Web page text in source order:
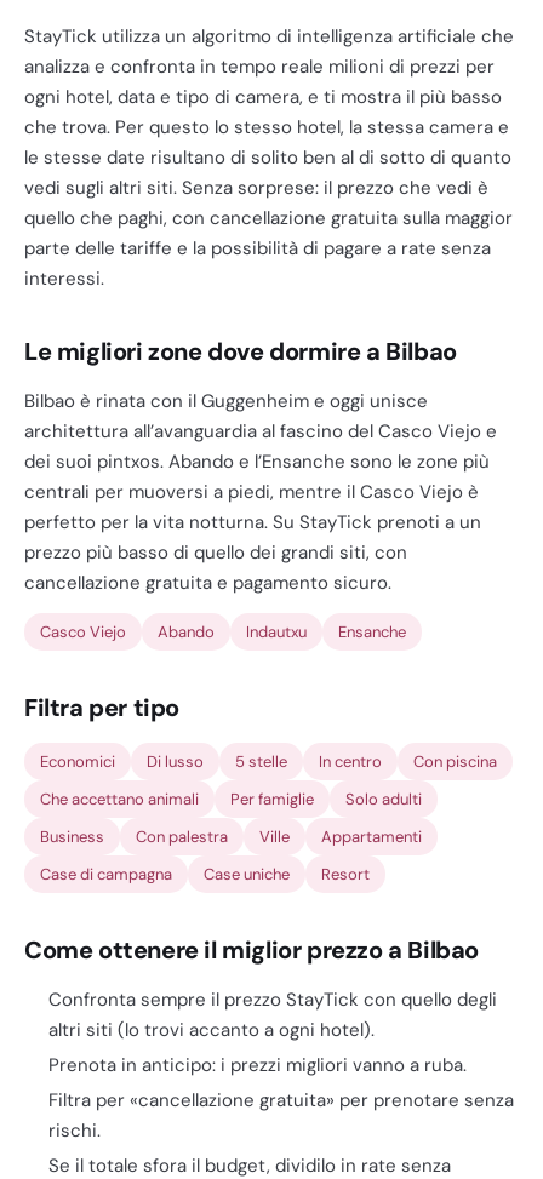
StayTick utilizza un algoritmo di intelligenza artificiale che
analizza e confronta in tempo reale milioni di prezzi per
ogni hotel, data e tipo di camera, e ti mostra il più basso
che trova. Per questo lo stesso hotel, la stessa camera e
le stesse date risultano di solito ben al di sotto di quanto
vedi sugli altri siti. Senza sorprese: il prezzo che vedi è
quello che paghi, con cancellazione gratuita sulla maggior
parte delle tariffe e la possibilità di pagare a rate senza
interessi.
Le migliori zone dove dormire a Bilbao
Bilbao è rinata con il Guggenheim e oggi unisce
architettura all’avanguardia al fascino del Casco Viejo e
dei suoi pintxos. Abando e l’Ensanche sono le zone più
centrali per muoversi a piedi, mentre il Casco Viejo è
perfetto per la vita notturna. Su StayTick prenoti a un
prezzo più basso di quello dei grandi siti, con
cancellazione gratuita e pagamento sicuro.
Casco Viejo Abando Indautxu Ensanche
Filtra per tipo
Economici Di lusso 5 stelle In centro
Con piscina
Che accettano animali
Per famiglie
Solo adulti
Business
Con palestra Ville
Appartamenti
Case di campagna
Case uniche Resort
Come ottenere il miglior prezzo a Bilbao
Confronta sempre il prezzo StayTick con quello degli
altri siti (lo trovi accanto a ogni hotel).
Prenota in anticipo: i prezzi migliori vanno a ruba.
Filtra per «cancellazione gratuita» per prenotare senza
rischi.
Se il totale sfora il budget, dividilo in rate senza